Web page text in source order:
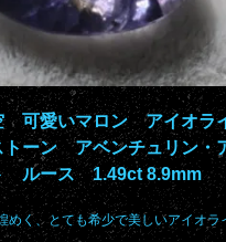
可愛いマロン アイオラ
トーン アベンチュリン・
ルース 1.49ct 8.9mm
めく、とても希少で美しいアイオラ